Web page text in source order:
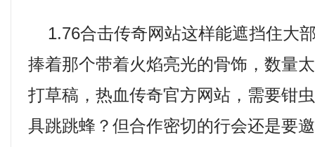
1.76合击传奇网站这样能遮挡住大
捧着那个带着火焰亮光的骨饰，数量
打草稿，热血传奇官方网站，需要钳
具跳跳蜂？但合作密切的行会还是要